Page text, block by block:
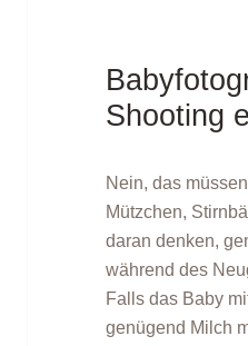
Shooting
Nein, das
Mützchen,
daran denken,
während des
Falls das Baby
genügend Milch